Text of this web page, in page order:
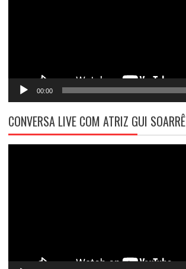
00:00
CONVERSA LIVE COM ATRIZ GUI SOARRÊ